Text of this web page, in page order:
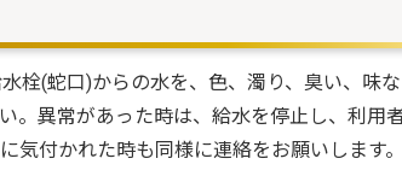
栓(蛇口)からの水を、色、濁り、臭い、味な
。異常があった時は、給水を停止し、利用
気付かれた時も同様に連絡をお願いします。